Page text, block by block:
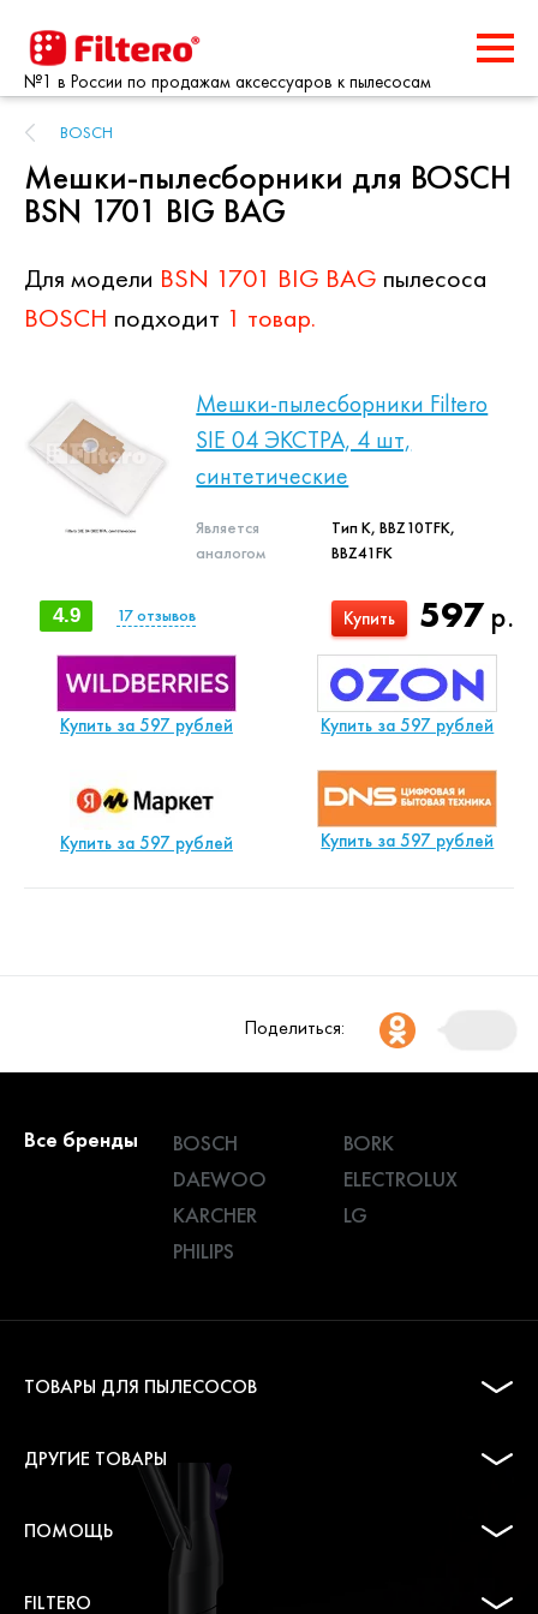
№1 в России по продажам аксессуаров к пылесосам
BOSCH
Мешки-пылесборники для BOSCH
BSN 1701 BIG BAG
Для модели BSN 1701 BIG BAG пылесоса
BOSCH подходит 1 товар.
Мешки-пылесборники Filtero
SIE 04 ЭКСТРА, 4 шт,
синтетические
Является
аналогом
Тип K, BBZ10TFK,
BBZ41FK
597р.
Купить
4.9 17отзывов
Купить за 597 рублей Купить за 597 рублей
Купить за 597 рублей Купить за 597 рублей
Поделиться:
Все бренды BOSCH
BORK
DAEWOO
ELECTROLUX
KARCHER
LG
PHILIPS
ТОВАРЫ ДЛЯ ПЫЛЕСОСОВ
ДРУГИЕ ТОВАРЫ
ПОМОЩЬ
FILTERO